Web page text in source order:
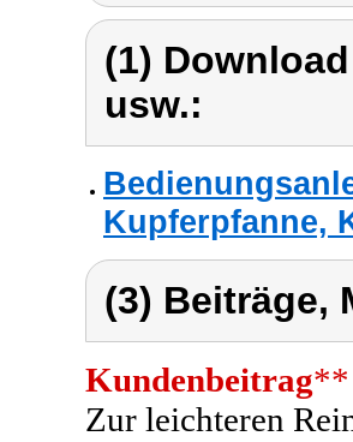
(1)
usw.:
Kupferpfanne,
(3) Beiträge,
Kundenbeitrag**
Zur leichteren